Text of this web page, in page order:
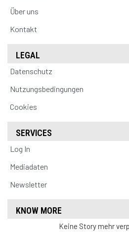
Über uns
Kontakt
LEGAL
Datenschutz
Nutzungsbedingungen
Cookies
SERVICES
Log In
Mediadaten
Newsletter
KNOW MORE
Keine Story mehr